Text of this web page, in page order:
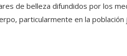
de belleza difundidos por los
particularmente en la población